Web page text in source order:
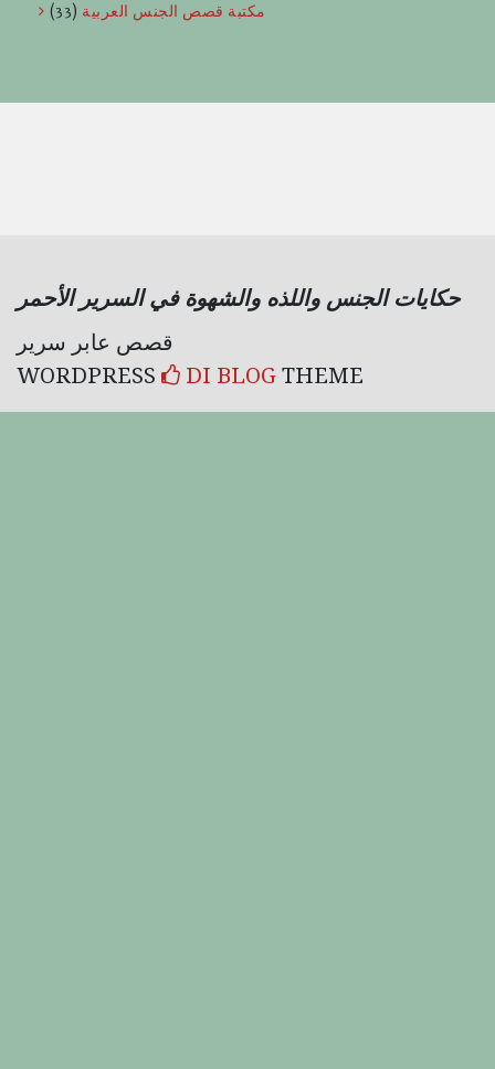
مكتبة قصص الجنس العربية (33)
حكايات الجنس واللذه والشهوة في السرير الأحمر
WORDPRESS
DI BLOGTHEME